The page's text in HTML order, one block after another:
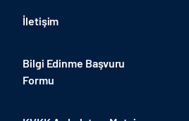
İletişim
Bilgi Edinme Başvuru
Formu